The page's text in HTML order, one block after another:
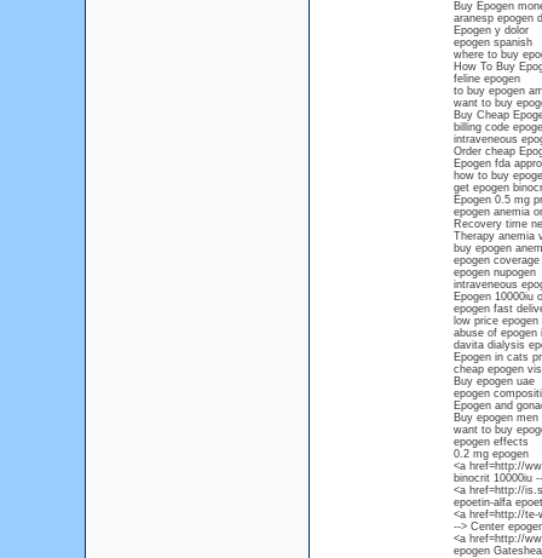
Buy Epogen
aranesp epogen
Epogen y dolor
epogen spanish
where to buy
How To Buy
feline epogen
to buy epogen
want to buy
Buy Cheap
billing code
intraveneous
Order cheap
Epogen fda
how to buy
get epogen
Epogen 0.5 mg
epogen anemia
Recovery time
Therapy anemia
buy epogen
epogen coverage
epogen nupogen
intraveneous
Epogen 10000iu
epogen fast
low price
abuse of epogen
davita dialysis
Epogen in cats
cheap epogen
Buy epogen uae
epogen
Epogen and
Buy epogen men
want to buy
epogen effects
0.2 mg epogen
<a href=http://
binocrit 10000iu
<a href=http://
epoetin-alfa
<a href=http://te-
--> Center
<a href=http://
epogen